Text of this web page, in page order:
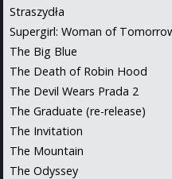
Straszydła
Supergirl: Woman of
The Big Blue
The Death of Robin Hood
The Devil Wears Prada 2
The Graduate (re-release)
The Invitation
The Mountain
The Odyssey